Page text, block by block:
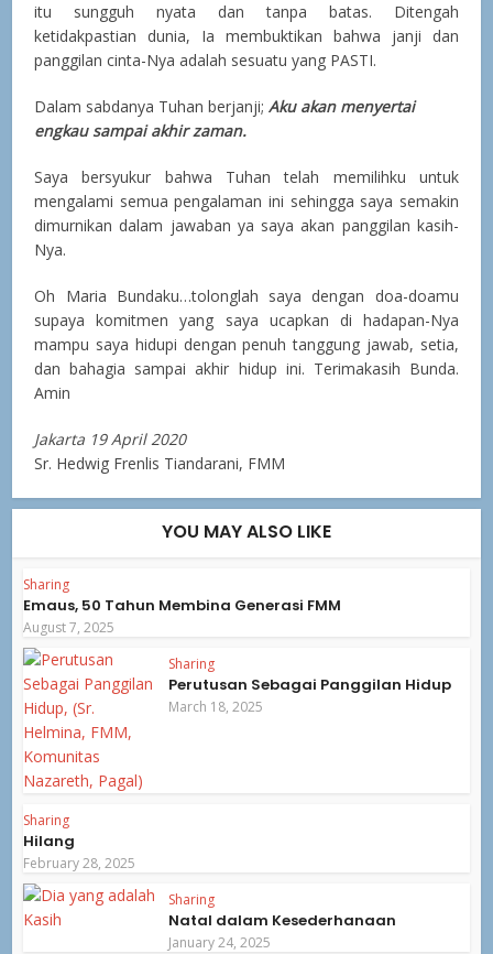
itu sungguh nyata dan tanpa batas. Ditengah
ketidakpastian dunia, Ia membuktikan bahwa janji dan
panggilan cinta-Nya adalah sesuatu yang PASTI.
Dalam sabdanya Tuhan berjanji;Aku akan menyertai
engkau sampai akhir zaman.
Saya bersyukur bahwa Tuhan telah memilihku untuk
mengalami semua pengalaman ini sehingga saya semakin
dimurnikan dalam jawaban ya saya akan panggilan kasih-
Nya.
Oh Maria Bundaku…tolonglah saya dengan doa-doamu
supaya komitmen yang saya ucapkan di hadapan-Nya
mampu saya hidupi dengan penuh tanggung jawab, setia,
dan bahagia sampai akhir hidup ini. Terimakasih Bunda.
Amin
Jakarta 19 April 2020
Sr. Hedwig Frenlis Tiandarani, FMM
YOU MAY ALSO LIKE
Sharing
Emaus, 50 Tahun Membina Generasi FMM
August 7, 2025
Sharing
Perutusan Sebagai Panggilan Hidup
March 18, 2025
Sharing
Hilang
February 28, 2025
Sharing
Natal dalam Kesederhanaan
January 24, 2025